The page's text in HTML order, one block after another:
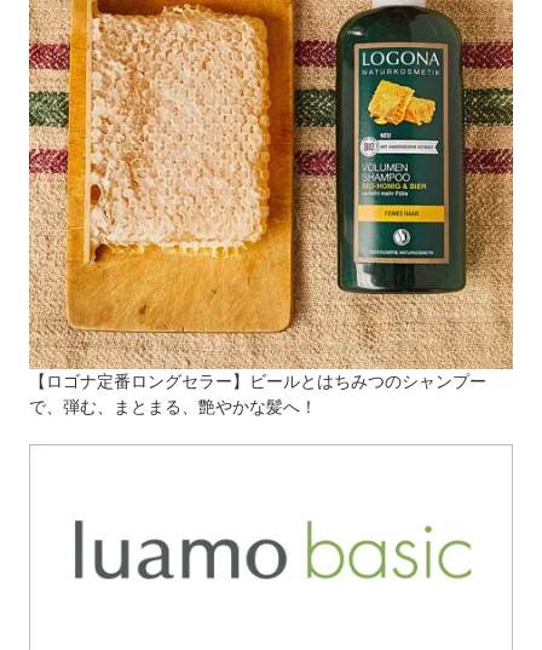
【ロゴナ定番ロングセラー】ビールとはちみつのシャンプー
で、弾む、まとまる、艶やかな髪へ！